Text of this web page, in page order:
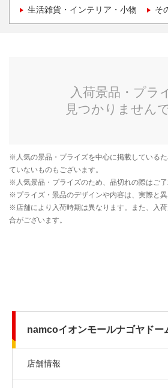
生活雑貨・インテリア・小物 そ
namcoイオンモールナゴヤドー
店舗情報